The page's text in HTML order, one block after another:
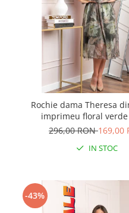
Rochie dama Theresa
imprimeu floral
296,00 RON169,00
IN STOC
-43%